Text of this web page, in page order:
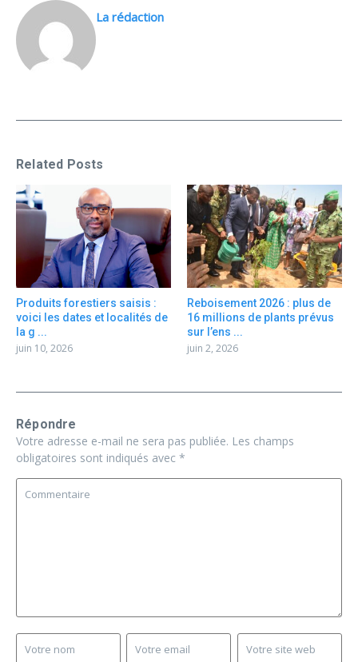
La rédaction
Related Posts
Produits forestiers saisis :
voici les dates et localités de
la g ...
juin 10, 2026
Reboisement 2026 : plus de
16 millions de plants prévus
sur l’ens ...
juin 2, 2026
Répondre
Votre adresse e-mail ne sera pas publiée. Les champs
obligatoires sont indiqués avec *